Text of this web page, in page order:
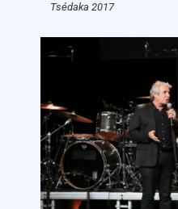
Tsédaka 2017